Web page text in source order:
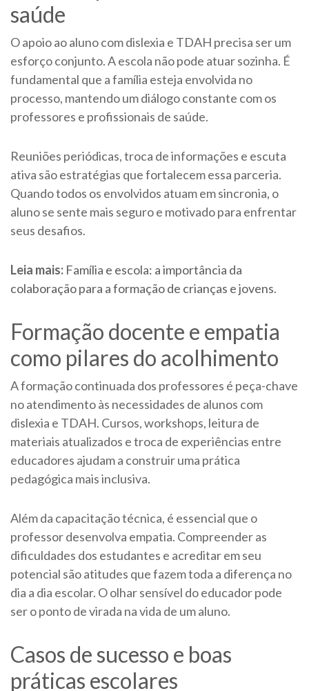
saúde
O apoio ao aluno com dislexia e TDAH precisa ser um
esforço conjunto. A escola não pode atuar sozinha. É
fundamental que a família esteja envolvida no
processo, mantendo um diálogo constante com os
professores e profissionais de saúde.
Reuniões periódicas, troca de informações e escuta
ativa são estratégias que fortalecem essa parceria.
Quando todos os envolvidos atuam em sincronia, o
aluno se sente mais seguro e motivado para enfrentar
seus desafios.
Leia mais: Família e escola: a importância da
colaboração para a formação de crianças e jovens.
Formação docente e empatia
como pilares do acolhimento
A formação continuada dos professores é peça-chave
no atendimento às necessidades de alunos com
dislexia e TDAH. Cursos, workshops, leitura de
materiais atualizados e troca de experiências entre
educadores ajudam a construir uma prática
pedagógica mais inclusiva.
Além da capacitação técnica, é essencial que o
professor desenvolva empatia. Compreender as
dificuldades dos estudantes e acreditar em seu
potencial são atitudes que fazem toda a diferença no
dia a dia escolar. O olhar sensível do educador pode
ser o ponto de virada na vida de um aluno.
Casos de sucesso e boas
práticas escolares